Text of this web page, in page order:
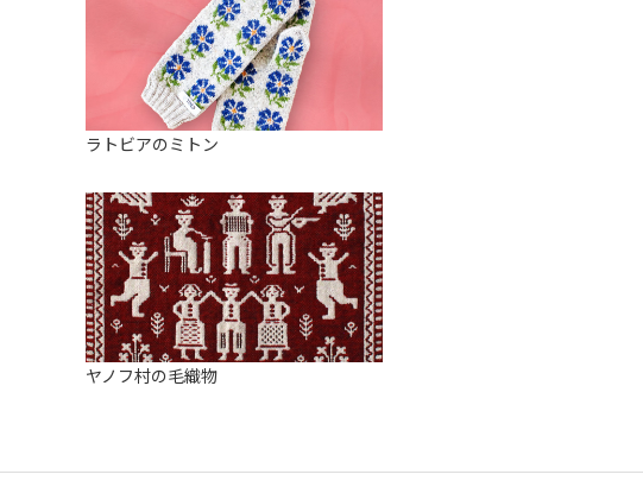
ラトビアのミトン
ヤノフ村の毛織物